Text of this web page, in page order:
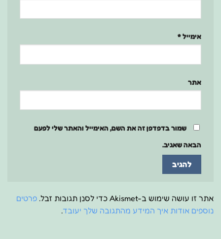
אימייל*
אתר
שמור בדפדפן זה את השם, האימייל והאתר שלי לפעם
הבאה שאגיב.
אתר זו עושה שימוש ב-Akismet כדי לסנן תגובות זבל.
פרטים
נוספים אודות איך המידע מהתגובה שלך יעובד.